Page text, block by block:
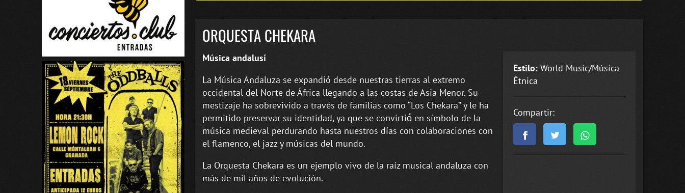
ORQUESTA CHEKARA
Estilo: World Music/Música
Étnica
Compartir:
Música andalusí
La Música Andaluza se expandió desde nuestras tierras al extremo
occidental del Norte de África llegando a las costas de Asia Menor. Su
mestizaje ha sobrevivido a través de familias como “Los Chekara” y le ha
permitido preservar su identidad, ya que se convirtió́ en símbolo de la
música medieval perdurando hasta nuestros días con colaboraciones con
el flamenco, el jazz y músicas del mundo.
La Orquesta Chekara es un ejemplo vivo de la raíz musical andaluza con
más de mil años de evolución.